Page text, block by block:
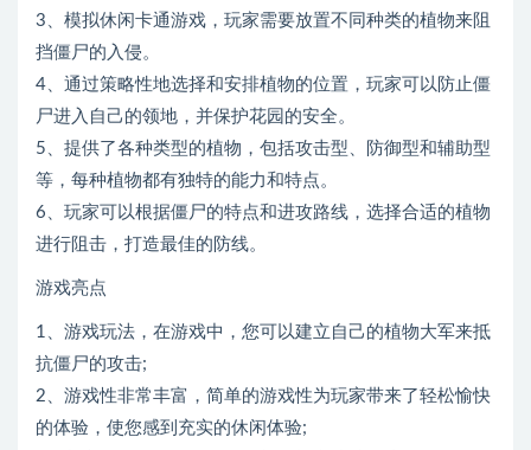
3、模拟休闲卡通游戏，玩家需要放置不同种类的植物来阻
挡僵尸的入侵。
4、通过策略性地选择和安排植物的位置，玩家可以防止僵
尸进入自己的领地，并保护花园的安全。
5、提供了各种类型的植物，包括攻击型、防御型和辅助型
等，每种植物都有独特的能力和特点。
6、玩家可以根据僵尸的特点和进攻路线，选择合适的植物
进行阻击，打造最佳的防线。
游戏亮点
1、游戏玩法，在游戏中，您可以建立自己的植物大军来抵
抗僵尸的攻击;
2、游戏性非常丰富，简单的游戏性为玩家带来了轻松愉快
的体验，使您感到充实的休闲体验;